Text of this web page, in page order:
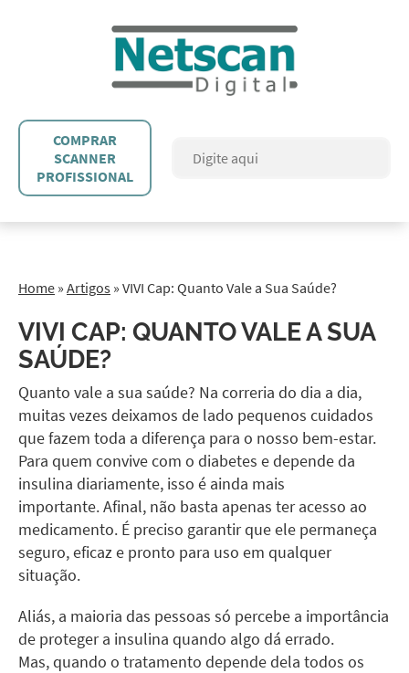
COMPRAR
SCANNER
PROFISSIONAL
Home » Artigos » VIVI Cap: Quanto Vale a Sua Saúde?
VIVI CAP: QUANTO VALE A SUA
SAÚDE?
Quanto vale a sua saúde? Na correria do dia a dia,
muitas vezes deixamos de lado pequenos cuidados
que fazem toda a diferença para o nosso bem-estar.
Para quem convive com o diabetes e depende da
insulina diariamente, isso é ainda mais
importante. Afinal, não basta apenas ter acesso ao
medicamento. É preciso garantir que ele permaneça
seguro, eficaz e pronto para uso em qualquer
situação.
Aliás, a maioria das pessoas só percebe a importância
de proteger a insulina quando algo dá errado.
Mas, quando o tratamento depende dela todos os